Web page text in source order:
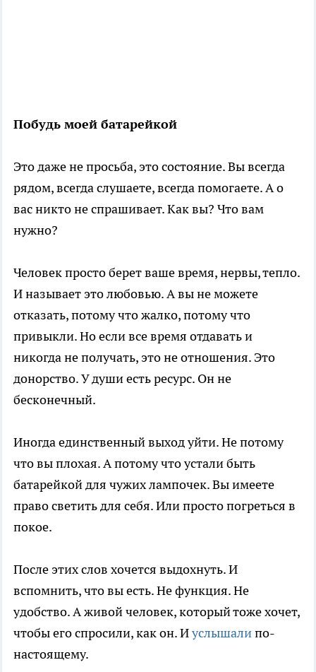
Побудь моей батарейкой
Это даже не просьба, это состояние. Вы всегда
рядом, всегда слушаете, всегда помогаете. А о
вас никто не спрашивает. Как вы? Что вам
нужно?
Человек просто берет ваше время, нервы, тепло.
И называет это любовью. А вы не можете
отказать, потому что жалко, потому что
привыкли. Но если все время отдавать и
никогда не получать, это не отношения. Это
донорство. У души есть ресурс. Он не
бесконечный.
Иногда единственный выход уйти. Не потому
что вы плохая. А потому что устали быть
батарейкой для чужих лампочек. Вы имеете
право светить для себя. Или просто погреться в
покое.
После этих слов хочется выдохнуть. И
вспомнить, что вы есть. Не функция. Не
удобство. А живой человек, который тоже хочет,
чтобы его спросили, как он. Иуслышалипо-
настоящему.